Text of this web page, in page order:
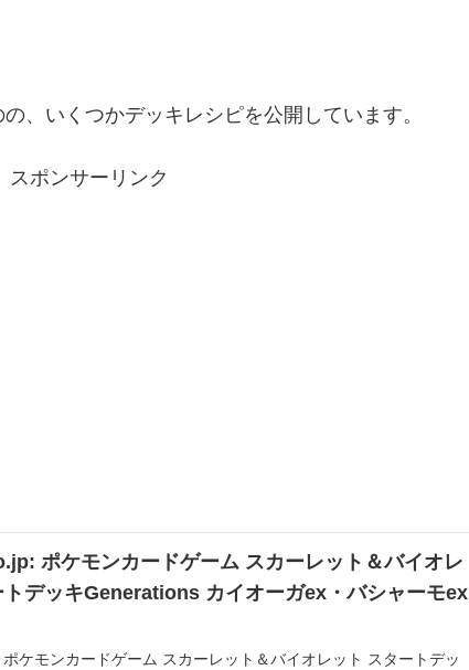
、いくつかデッキレシピを公開しています。
スポンサーリンク
ポケモンカードゲーム スカーレット＆バイオレ
トデッキGenerations カイオーガex・バシャーモex
ケモンカードゲーム スカーレット＆バイオレット スタートデッ